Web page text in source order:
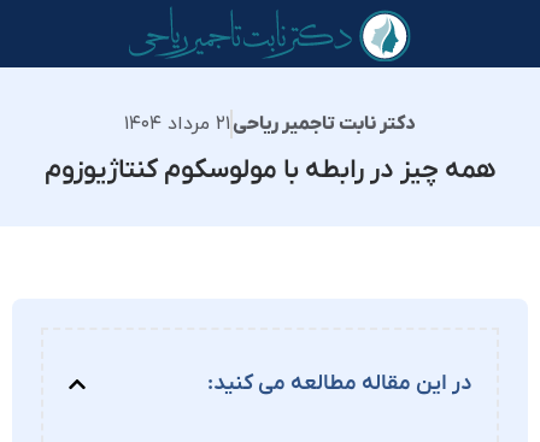
دکتر نابت تاجمیر ریاحی۲۱ مرداد ۱۴۰۴
همه چیز در رابطه با مولوسکوم کنتاژیوزوم
در این مقاله مطالعه می کنید: